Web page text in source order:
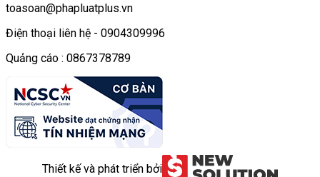
toasoan@phapluatplus.vn
Điện thoại liên hệ - 0904309996
Quảng cáo : 0867378789
Thiết kế và phát triển bởi